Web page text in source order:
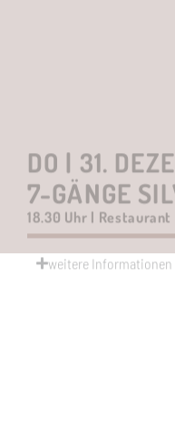
weitere Informationen
Hier über Open